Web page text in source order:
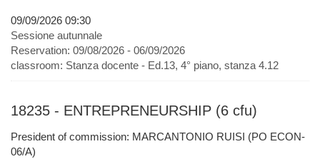
09/09/2026 09:30
Sessione autunnale
Reservation: 09/08/2026 - 06/09/2026
classroom: Stanza docente - Ed.13, 4° piano, stanza 4.12
18235 - ENTREPRENEURSHIP (6 cfu)
President of commission: MARCANTONIO RUISI (PO ECON-
06/A)